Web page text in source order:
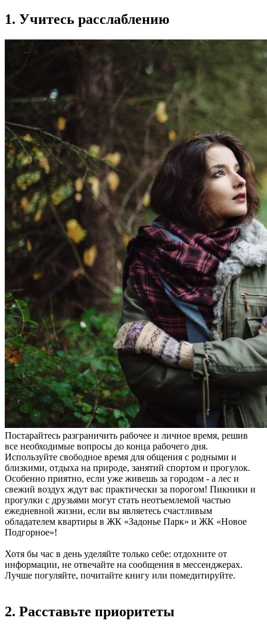
1. Учитесь расслаблению
Постарайтесь разграничить рабочее и личное время, решив
все необходимые вопросы до конца рабочего дня.
Используйте свободное время для общения с родными и
близкими, отдыха на природе, занятий спортом и прогулок.
Особенно приятно, если уже живешь за городом - а лес и
свежий воздух ждут вас практически за порогом! Пикники и
прогулки с друзьями могут стать неотъемлемой частью
ежедневной жизни, если вы являетесь счастливым
обладателем квартиры в ЖК «Задонье Парк» и ЖК «Новое
Подгорное»!
Хотя бы час в день уделяйте только себе: отдохните от
информации, не отвечайте на сообщения в мессенджерах.
Лучше погуляйте, почитайте книгу или помедитируйте.
2. Расставьте приоритеты